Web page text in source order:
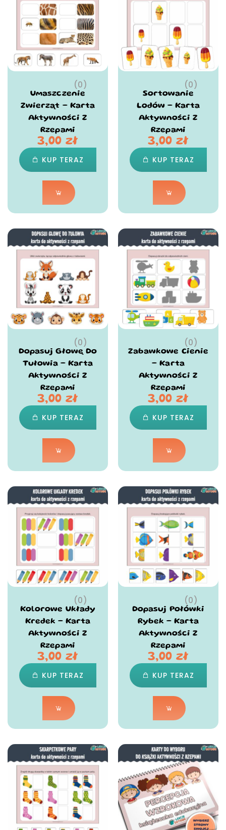
(0)
Umaszczenie
Zwierząt – Karta
Aktywności Z
Rzepami
3,00zł
KUP TERAZ
(0)
Sortowanie
Lodów – Karta
Aktywności Z
Rzepami
3,00zł
KUP TERAZ
(0)
Dopasuj Głowę Do
Tułowia – Karta
Aktywności Z
Rzepami
3,00zł
KUP TERAZ
(0)
Zabawkowe Cienie
– Karta
Aktywności Z
Rzepami
3,00zł
KUP TERAZ
(0)
Kolorowe Układy
Kredek – Karta
Aktywności Z
Rzepami
3,00zł
KUP TERAZ
(0)
Dopasuj Połówki
Rybek – Karta
Aktywności Z
Rzepami
3,00zł
KUP TERAZ